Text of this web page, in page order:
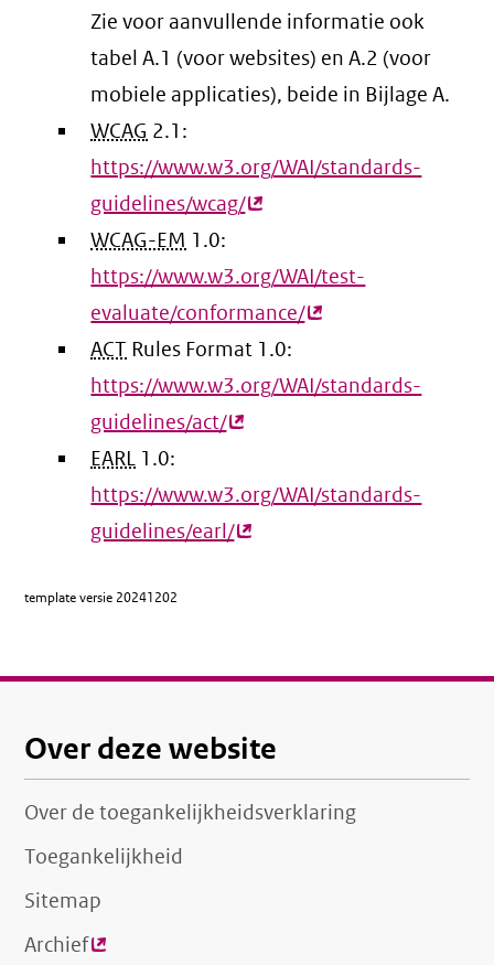
link)
Zie voor aanvullende informatie ook
tabel A.1 (voor websites) en A.2 (voor
mobiele applicaties), beide in Bijlage A.
WCAG 2.1:
https://www.w3.org/WAI/standards-
guidelines/wcag/(externe
WCAG-EM 1.0:
https://www.w3.org/WAI/test-
evaluate/conformance/(externe
ACT Rules Format 1.0:
https://www.w3.org/WAI/standards-
guidelines/act/(externe
EARL 1.0:
https://www.w3.org/WAI/standards-
guidelines/earl/(externe
template versie 20241202
Over deze website
Over de toegankelijkheidsverklaring
Toegankelijkheid
Sitemap
Archief(externe